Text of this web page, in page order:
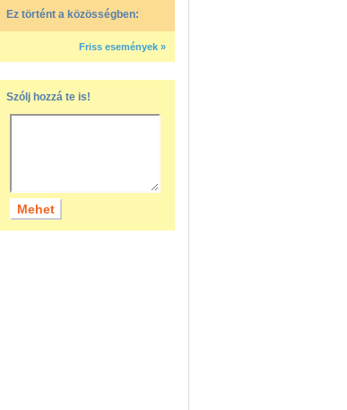
Ez történt a közösségben:
Friss események »
Szólj hozzá te is!